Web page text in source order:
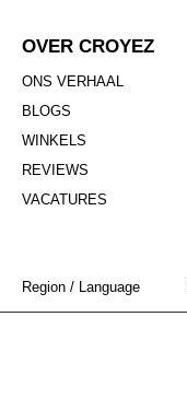
OVER CROYEZ
ONS VERHAAL
BLOGS
WINKELS
REVIEWS
VACATURES
Region / Language